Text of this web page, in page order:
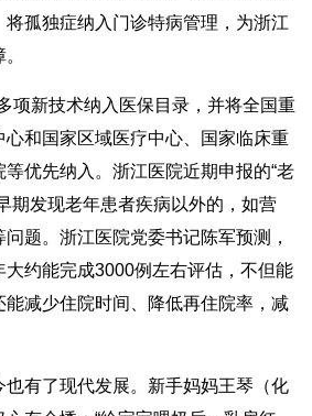
孤独症纳入门诊特病管理，为浙江
项新技术纳入医保目录，并将全国重
心和国家区域医疗中心、国家临床重
优先纳入。浙江医院近期申报的“老
期发现老年患者疾病以外的，如营
题。浙江医院党委书记陈军预测，
约能完成3000例左右评估，不但能
减少住院时间、降低再住院率，减
有了现代发展。新手妈妈王琴（化